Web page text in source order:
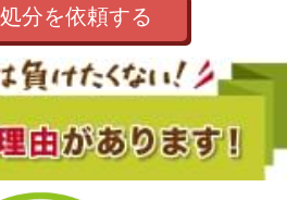
分を依頼する